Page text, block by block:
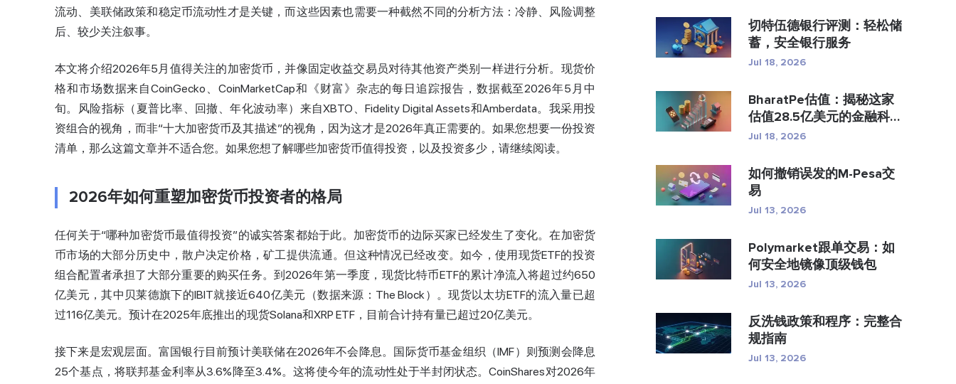
流动、美联储政策和稳定币流动性才是关键，而这些因素也需要一种截然不同的分析方法：冷静、风险调整
后、较少关注叙事。
本文将介绍2026年5月值得关注的加密货币，并像固定收益交易员对待其他资产类别一样进行分析。现货价
格和市场数据来自CoinGecko、CoinMarketCap和《财富》杂志的每日追踪报告，数据截至2026年5月中
旬。风险指标（夏普比率、回撤、年化波动率）来自XBTO、Fidelity Digital Assets和Amberdata。我采用投
资组合的视角，而非“十大加密货币及其描述”的视角，因为这才是2026年真正需要的。如果您想要一份投资
清单，那么这篇文章并不适合您。如果您想了解哪些加密货币值得投资 ，以及投资多少，请继续阅读。
2026年如何重塑加密货币投资者的格局
任何关于“哪种加密货币最值得投资”的诚实答案都始于此。加密货币的边际买家已经发生了变化。在加密货
币市场的大部分历史中，散户决定价格，矿工提供流通。但这种情况已经改变。如今，使用现货ETF的投资
组合配置者承担了大部分重要的购买任务。到2026年第一季度，现货比特币ETF的累计净流入将超过约650
亿美元，其中贝莱德旗下的IBIT就接近640亿美元（数据来源：The Block）。现货以太坊ETF的流入量已超
过116亿美元。预计在2025年底推出的现货Solana和XRP ETF，目前合计持有量已超过20亿美元。
接下来是宏观层面。富国银行目前预计美联储在2026年不会降息。国际货币基金组织（IMF）则预测会降息
25个基点，将联邦基金利率从3.6%降至3.4%。这将使今年的流动性处于半封闭状态。CoinShares对2026年
切特伍德银行评测：轻松储
蓄，安全银行服务
Jul 18, 2026
BharatPe估值：揭秘这家
估值28.5亿美元的金融科技
独...
Jul 18, 2026
如何撤销误发的M-Pesa交
易
Jul 13, 2026
Polymarket跟单交易：如
何安全地镜像顶级钱包
Jul 13, 2026
反洗钱政策和程序：完整合
规指南
Jul 13, 2026